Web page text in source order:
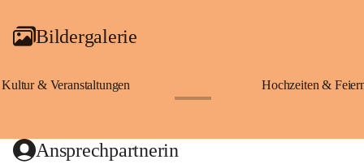
Bildergalerie
Kultur & Veranstaltungen Hochzeiten &
Ansprechpartnerin